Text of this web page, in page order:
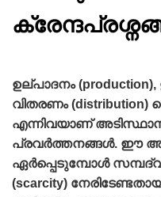
ഉല്പാദനം
വിതരണം (distribution)
എന്നിവയാണ്‌
പ്രവര്‍ത്തനങ്ങള്‍. ഈ
ഏര്‍പ്പെടുമ്പോള്‍
(scarcity)